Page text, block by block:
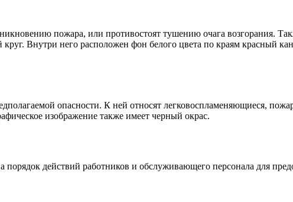
пожара, или противостоят тушению очага возгорания.
Внутри него расположен фон белого цвета по краям красный
опасности. К ней относят легковоспламеняющиеся,
изображение также имеет черный окрас.
порядок действий работников и обслуживающего персонала для